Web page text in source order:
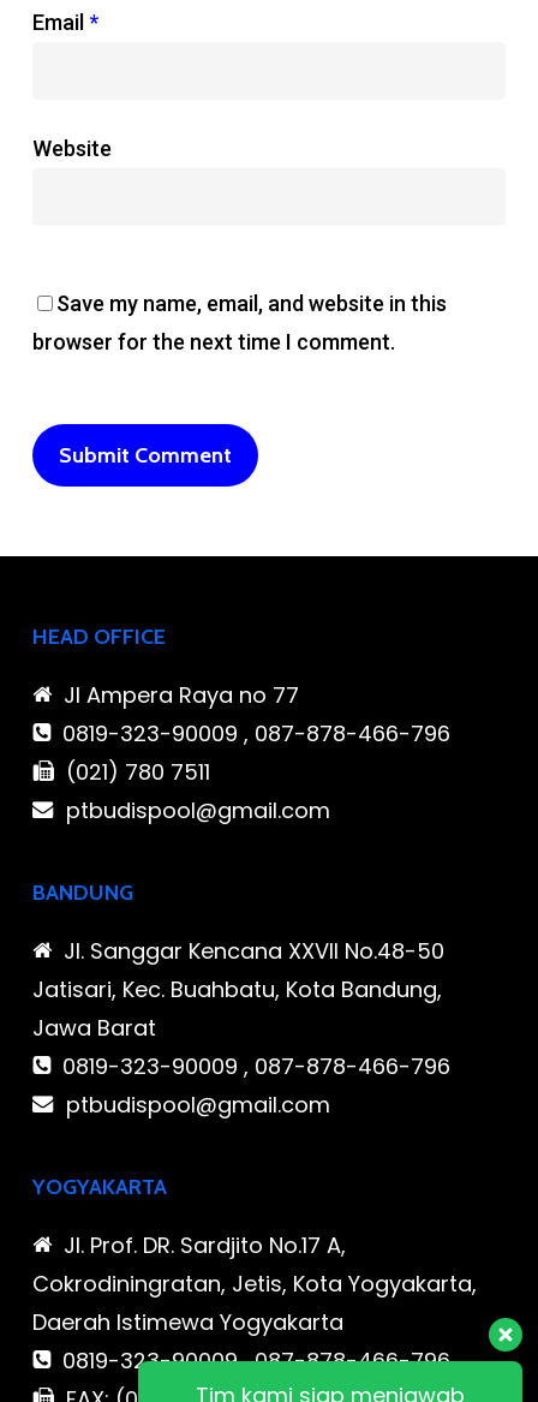
Email*
Website
Save my name, email, and website in this
browser for the next time I comment.
HEAD OFFICE
Jl Ampera Raya no 77
0819-323-90009 , 087-878-466-796
(021) 780 7511
ptbudispool@gmail.com
BANDUNG
Jl. Sanggar Kencana XXVII No.48-50
Jatisari, Kec. Buahbatu, Kota Bandung,
Jawa Barat
0819-323-90009 , 087-878-466-796
ptbudispool@gmail.com
YOGYAKARTA
Jl. Prof. DR. Sardjito No.17 A,
Cokrodiningratan, Jetis, Kota Yogyakarta,
Daerah Istimewa Yogyakarta
0819-323-90009 , 087-878-466-796
Tim kami siap menjawab